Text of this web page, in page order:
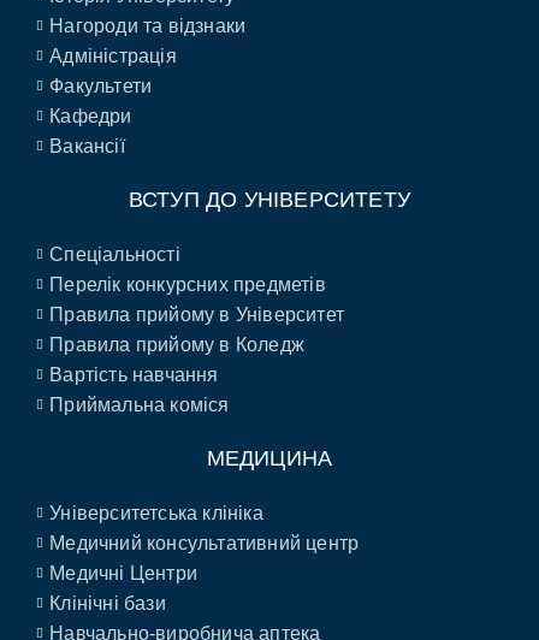
Нагороди та відзнаки
Адміністрація
Факультети
Кафедри
Вакансії
ВСТУП ДО УНІВЕРСИТЕТУ
Спеціальності
Перелік конкурсних предметів
Правила прийому в Університет
Правила прийому в Коледж
Вартість навчання
Приймальна коміся
МЕДИЦИНА
Університетська клініка
Медичний консультативний центр
Медичні Центри
Клінічні бази
Навчально-виробнича аптека